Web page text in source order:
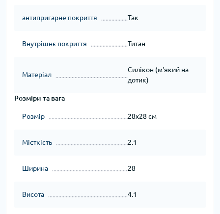
антипригарне покриття Так
Внутрішнє покриття Титан
Матеріал
Силікон (м'який на
дотик)
Розміри та вага
Розмір 28x28 см
Місткість 2.1
Ширина 28
Висота 4.1